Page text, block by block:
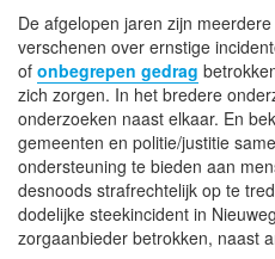
De afgelopen jaren zijn
verschenen over ernstige
of onbegrepen gedrag
zich zorgen. In het bredere
onderzoeken naast elkaar. En
gemeenten en politie/justitie
ondersteuning te bieden aan
desnoods strafrechtelijk op te
dodelijke steekincident in
zorgaanbieder betrokken, naast